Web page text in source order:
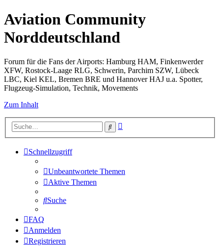
Aviation Community
Norddeutschland
Forum für die Fans der Airports: Hamburg HAM, Finkenwerder
XFW, Rostock-Laage RLG, Schwerin, Parchim SZW, Lübeck
LBC, Kiel KEL, Bremen BRE und Hannover HAJ u.a. Spotter,
Flugzeug-Simulation, Technik, Movements
Zum Inhalt
Suche
Schnellzugriff
Unbeantwortete Themen
Aktive Themen
Suche
FAQ
Anmelden
Registrieren